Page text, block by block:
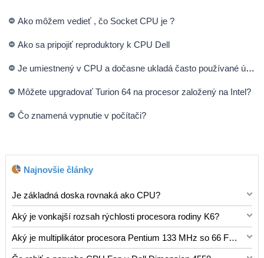
Ako môžem vedieť , čo Socket CPU je ?
Ako sa pripojiť reproduktory k CPU Dell
Je umiestnený v CPU a dočasne ukladá často používané údaje?
Môžete upgradovať Turion 64 na procesor založený na Intel?
Čo znamená vypnutie v počítači?
Najnovšie články
Je základná doska rovnaká ako CPU?
Nie, základná doska a CPU nie sú To isté. Sú to zreteľné
komponenty, ktoré spolupracujú, ale majú rôzne úlohy v
počítačovom systéme: základná doska: * „chrbtica“ počítača:
Poskytuje fyzickú štruktúru a obvody, ktoré spájajú všetky
Aký je vonkajší rozsah rýchlosti procesora rodiny K6?
Otázka „Aký je externý rozsah rýchlosti procesora rodiny
K6?“ je trochu zložitejšie odpovedať priamo. Tu je dôvod: *
„Externá rýchlosť“ nie je štandardný termín: Nie je to bežný
Aký je multiplikátor procesora Pentium 133 MHz so 66 FSB?
Multiplikátor pre Pentium 133 MHz CPU s 66 MHz FSB je